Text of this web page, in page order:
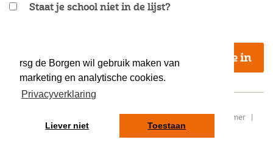
rsg de Borgen wil gebruik maken van
marketing en analytische cookies.
Privacyverklaring
Liever niet Toestaan
Staat je school niet in de lijst?
Schrijf je in
RSIN/ fiscaal nummer: 8077.87.000 | Sitemap | Disclaimer |
Contact